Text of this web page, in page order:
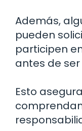
Además,
pueden
participen
antes de
Esto